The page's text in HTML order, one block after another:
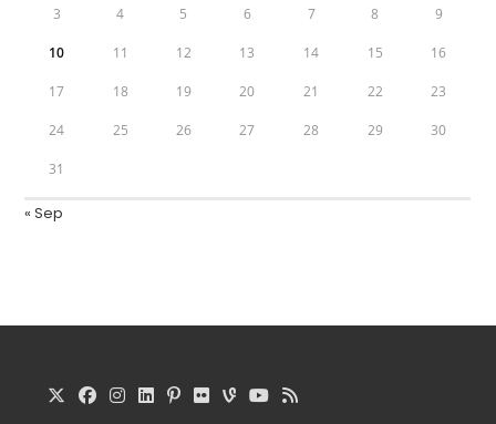
3 4 5 6 7 8 9
10 11 12 13 14 15 16
17 18 19 20 21 22 23
24 25 26 27 28 29 30
31
« Sep